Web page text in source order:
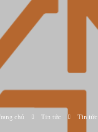
chủ Tin tức Tin tức